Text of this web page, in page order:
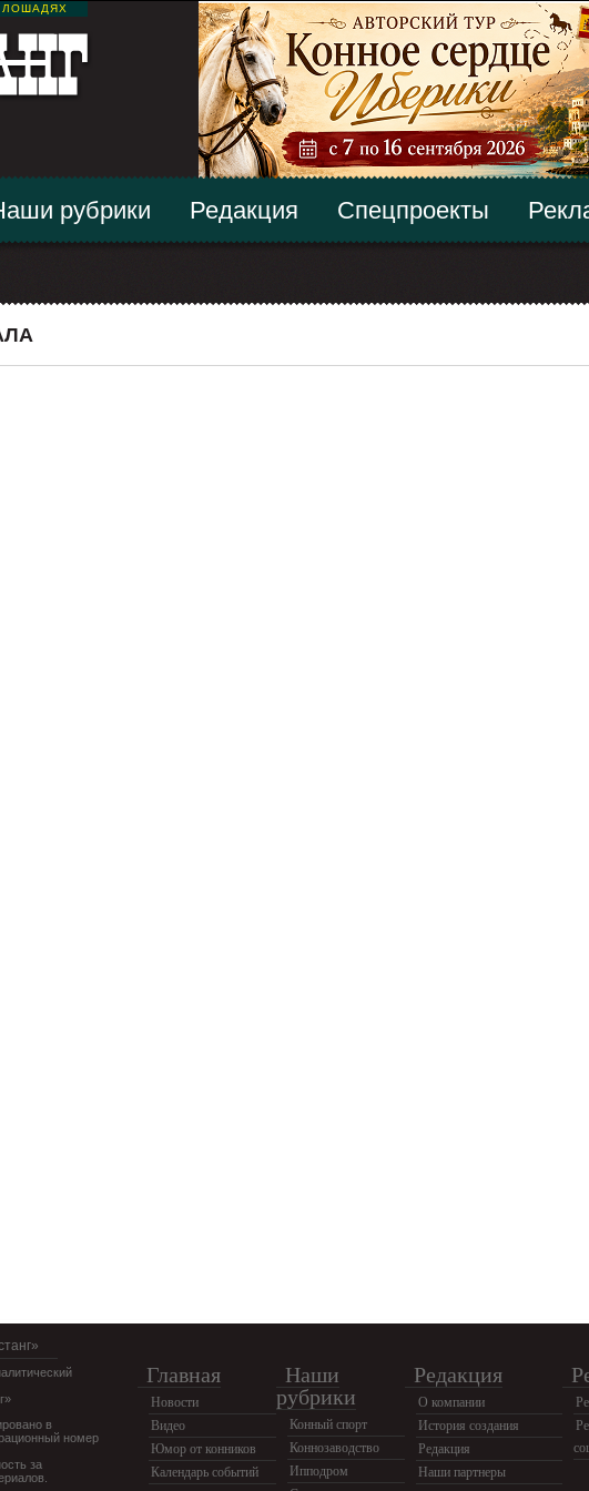
рубрики Редакция Спецпроекты
в
номер
за
Главная
Новости
Видео
Юмор от конников
Календарь событий
Наши
рубрики
Конный спорт
Коннозаводство
Ипподром
Редакция
О компании
История создания
Редакция
Наши партнеры